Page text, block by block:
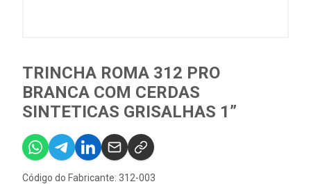
TRINCHA ROMA 312 PRO
BRANCA COM CERDAS
SINTETICAS GRISALHAS 1”
Código do Fabricante: 312-003